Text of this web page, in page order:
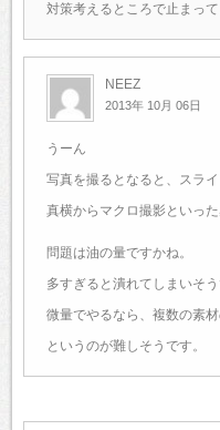
対策考えるところで止まって
NEEZ
2013年 10月 06日
うーん
写真を撮るとなると、スラ
真横からマクロ撮影といった
問題は油の量ですかね。
多すぎると潰れてしまいそう
微量でやるなら、複数の素
というのが難しそうです。